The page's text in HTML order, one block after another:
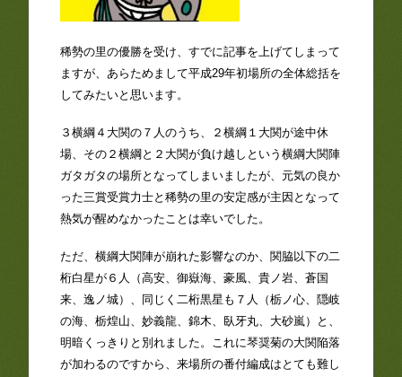
稀勢の里の優勝を受け、すでに記事を上げてしまって
ますが、あらためまして平成29年初場所の全体総括を
してみたいと思います。
３横綱４大関の７人のうち、２横綱１大関が途中休
場、その２横綱と２大関が負け越しという横綱大関陣
ガタガタの場所となってしまいましたが、元気の良か
った三賞受賞力士と稀勢の里の安定感が主因となって
熱気が醒めなかったことは幸いでした。
ただ、横綱大関陣が崩れた影響なのか、関脇以下の二
桁白星が６人（高安、御嶽海、豪風、貴ノ岩、蒼国
来、逸ノ城）、同じく二桁黒星も７人（栃ノ心、隠岐
の海、栃煌山、妙義龍、錦木、臥牙丸、大砂嵐）と、
明暗くっきりと別れました。これに琴奨菊の大関陥落
が加わるのですから、来場所の番付編成はとても難し